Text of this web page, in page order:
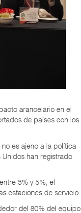
arancelario en el
de países con los
es ajeno a la política
han registrado
3% y 5%, el
estaciones de servicio.
del 80% del equipo
para movi